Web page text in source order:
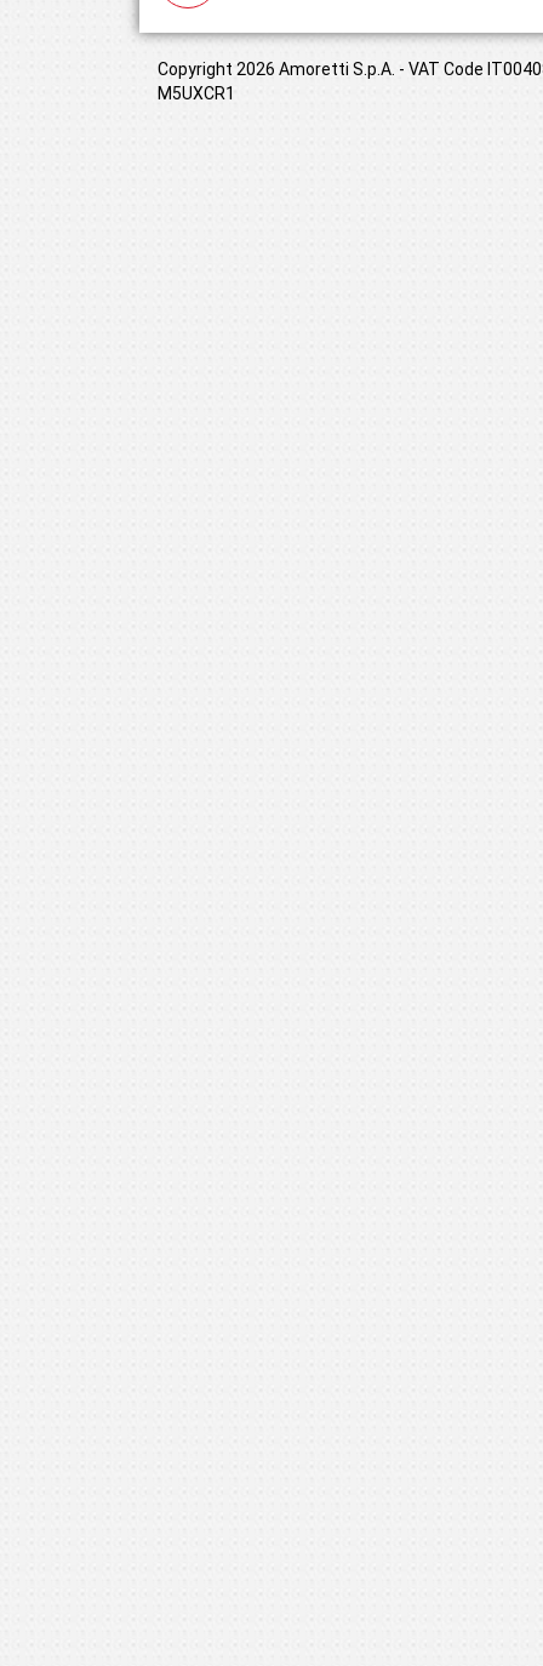
Copyright 2026 Amoretti S.p.A. - VAT Code
M5UXCR1